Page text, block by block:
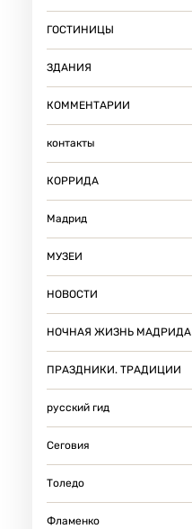
ГОСТИНИЦЫ
ЗДАНИЯ
КОММЕНТАРИИ
контакты
КОРРИДА
Мадрид
МУЗЕИ
НОВОСТИ
НОЧНАЯ ЖИЗНЬ МАДРИДА
ПРАЗДНИКИ. ТРАДИЦИИ
русский гид
Сеговия
Толедо
Фламенко